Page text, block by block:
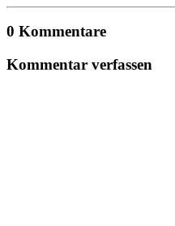
0 Kommentare
Kommentar verfassen